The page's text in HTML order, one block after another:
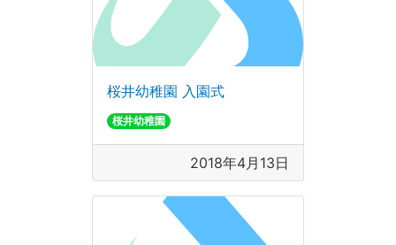
桜井幼稚園 入園式
桜井幼稚園
2018年4月13日